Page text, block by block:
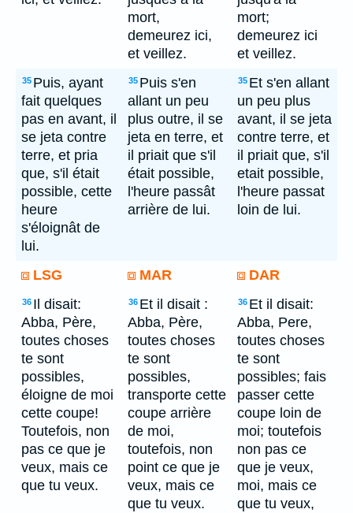
mort,
demeurez ici,
et veillez.
mort;
demeurez ici
et veillez.
35 Puis, ayant
fait quelques
pas en avant, il
se jeta contre
terre, et pria
que, s'il était
possible, cette
heure
s'éloignât de
lui.
35 Puis s'en
allant un peu
plus outre, il se
jeta en terre, et
il priait que s'il
était possible,
l'heure passât
arrière de lui.
35 Et s'en allant
un peu plus
avant, il se jeta
contre terre, et
il priait que, s'il
etait possible,
l'heure passat
loin de lui.
LSG MAR DAR
36 Il disait:
Abba, Père,
toutes choses
te sont
possibles,
éloigne de moi
cette coupe!
Toutefois, non
pas ce que je
veux, mais ce
que tu veux.
36 Et il disait :
Abba, Père,
toutes choses
te sont
possibles,
transporte cette
coupe arrière
de moi,
toutefois, non
point ce que je
veux, mais ce
que tu veux.
36 Et il disait:
Abba, Pere,
toutes choses
te sont
possibles; fais
passer cette
coupe loin de
moi; toutefois
non pas ce
que je veux,
moi, mais ce
que tu veux,